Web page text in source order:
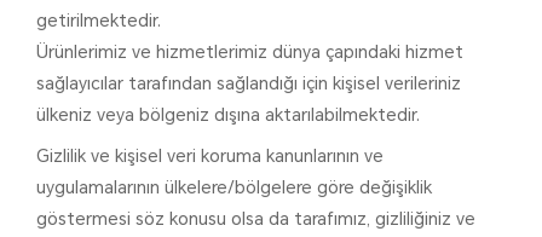
getirilmektedir.
Ürünlerimiz ve hizmetlerimiz dünya çapındaki hizmet
sağlayıcılar tarafından sağlandığı için kişisel verileriniz
ülkeniz veya bölgeniz dışına aktarılabilmektedir.
Gizlilik ve kişisel veri koruma kanunlarının ve
uygulamalarının ülkelere/bölgelere göre değişiklik
göstermesi söz konusu olsa da tarafımız, gizliliğiniz ve